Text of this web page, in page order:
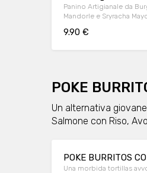
Panino Artigianale da
Mandorle e Sryracha
9.90 €
POKE
Un alternativa
Salmone con Riso,
POKE BURRITOS
Una morbida tortillas avvolge del tonno marinato con avocado, cappuccio rosso, peperone, edamame, sryracha